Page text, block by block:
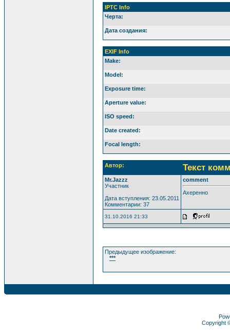
IPTC Info
Черта:
Дата создания:
EXIF Info
Make:
Model:
Exposure time:
Aperture value:
ISO speed:
Date created:
Focal length:
Автор: Текст
Mr.Jazzz
Участник
Дата вступления: 23.05.2011
Комментарии: 37
comment
Ахеренно
31.10.2016 21:33
Предыдущее изображение:
***
Copyright